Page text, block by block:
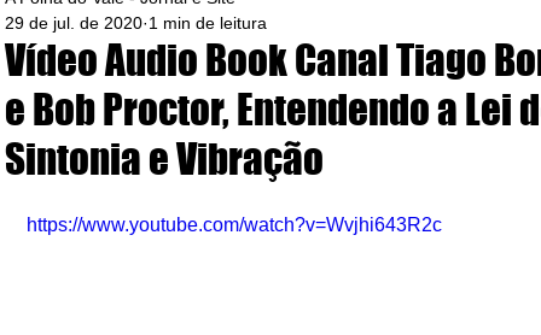
Vídeo Audio Book Canal Tiago
e Bob Proctor, Entendendo a Lei
Sintonia e Vibração
29 de jul. de 2020 1 min de leitura
https://www.youtube.com/watch?v=Wvjhi643R2c